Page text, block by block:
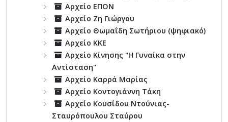
Αρχείο ΕΠΟΝ
Αρχείο Ζη Γιώργου
Αρχείο Θωμαΐδη Σωτήριου (ψηφιακό)
Αρχείο ΚΚΕ
Αρχείο Κίνησης "Η Γυναίκα στην
Αντίσταση"
Αρχείο Καρρά Μαρίας
Αρχείο Κοντογιάννη Τάκη
Αρχείο Κουσίδου Ντούνιας-
Σταυρόπουλου Σταύρου